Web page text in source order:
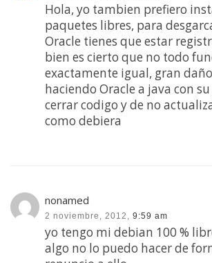
Hola, yo tambien prefiero
paquetes libres, para
Oracle tienes que estar
bien es cierto que no todo
exactamente igual, gran
haciendo Oracle a java con
cerrar codigo y de no
como debiera
nonamed
2 noviembre, 2012, 9:59 am
yo tengo mi debian 100 %
algo no lo puedo hacer de